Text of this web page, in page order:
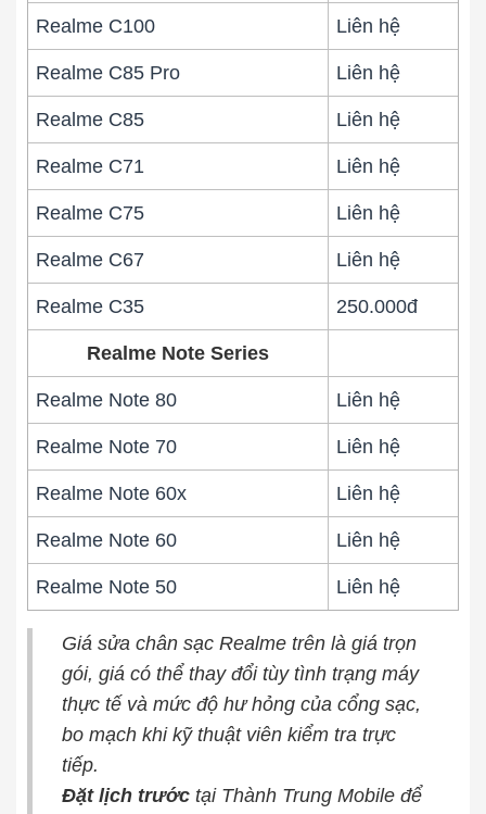
Realme C100 Liên hệ
Realme C85 Pro Liên hệ
Realme C85 Liên hệ
Realme C71 Liên hệ
Realme C75 Liên hệ
Realme C67 Liên hệ
Realme C35 250.000đ
Realme Note Series
Realme Note 80 Liên hệ
Realme Note 70 Liên hệ
Realme Note 60x Liên hệ
Realme Note 60 Liên hệ
Realme Note 50 Liên hệ
Giá sửa chân sạc Realme trên là giá trọn
gói, giá có thể thay đổi tùy tình trạng máy
thực tế và mức độ hư hỏng của cổng sạc,
bo mạch khi kỹ thuật viên kiểm tra trực
tiếp.
Đặt lịch trước tại Thành Trung Mobile để